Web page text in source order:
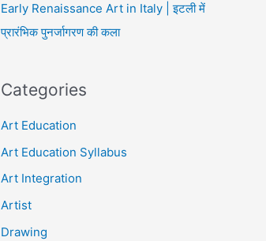
Early Renaissance Art in Italy | इटली में
प्रारंभिक पुनर्जागरण की कला
Categories
Art Education
Art Education Syllabus
Art Integration
Artist
Drawing